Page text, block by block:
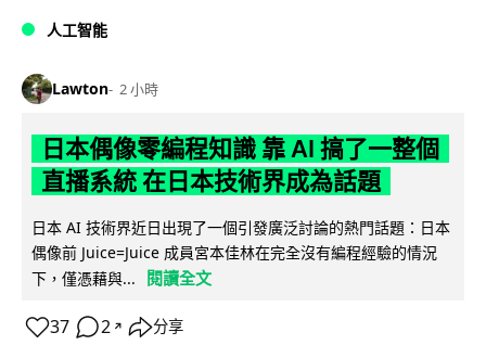
人工智能
Lawton 2 小時
日本偶像零編程知識 靠 AI 搞了一整個
直播系統 在日本技術界成為話題
日本 AI 技術界近日出現了一個引發廣泛討論的熱門話題：日本
偶像前 Juice=Juice 成員宮本佳林在完全沒有編程經驗的情況
下，僅憑藉與...
閱讀全文
37 2 ↗ 分享